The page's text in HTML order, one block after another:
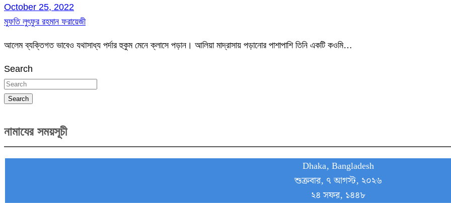
October 25, 2022
মুফতি লুৎফুর রহমান ফরায়েজী
আলেম ব্যক্তিগত ভাবেও যথাসাধ্য পর্দার হুকুম মেনে ক্লাসে পড়ান। আলিয়া মাদ্রাসায় পড়ানোর পাশাপাশি তিনি একটি কওমি…
Search
Search
নামাযের সময়সূচী
Dhaka, Bangladesh
শুক্রবার, ৭ আগস্ট, ২০২৬
২৪ সফর, ১৪৪৮